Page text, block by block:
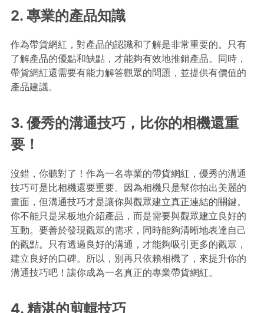
2. 專業的產品知識
作為帶貨網紅，對產品的認識和了解是非常重要的。只有
了解產品的優點和缺點，才能夠有效地推銷產品。同時，
帶貨網紅還需要有能力解答觀眾的問題，並提供有價值的
產品建議。
3. 優秀的溝通技巧，比你的相機還重
要！
沒錯，你聽對了！作為一名專業的帶貨網紅，優秀的溝通
技巧可是比相機還要重要。因為相機只是幫你拍出美麗的
畫面，但溝通技巧才是讓你與觀眾建立真正連結的關鍵。
你不能只是呆板地介紹產品，而是需要與觀眾建立良好的
互動。要善於發現觀眾的需求，同時能夠清晰地表達自己
的觀點。只有透過良好的溝通，才能夠吸引更多的觀眾，
建立良好的口碑。所以，別再只依賴相機了，來提升你的
溝通技巧吧！讓你成為一名真正的專業帶貨網紅。
4. 精湛的剪輯技巧